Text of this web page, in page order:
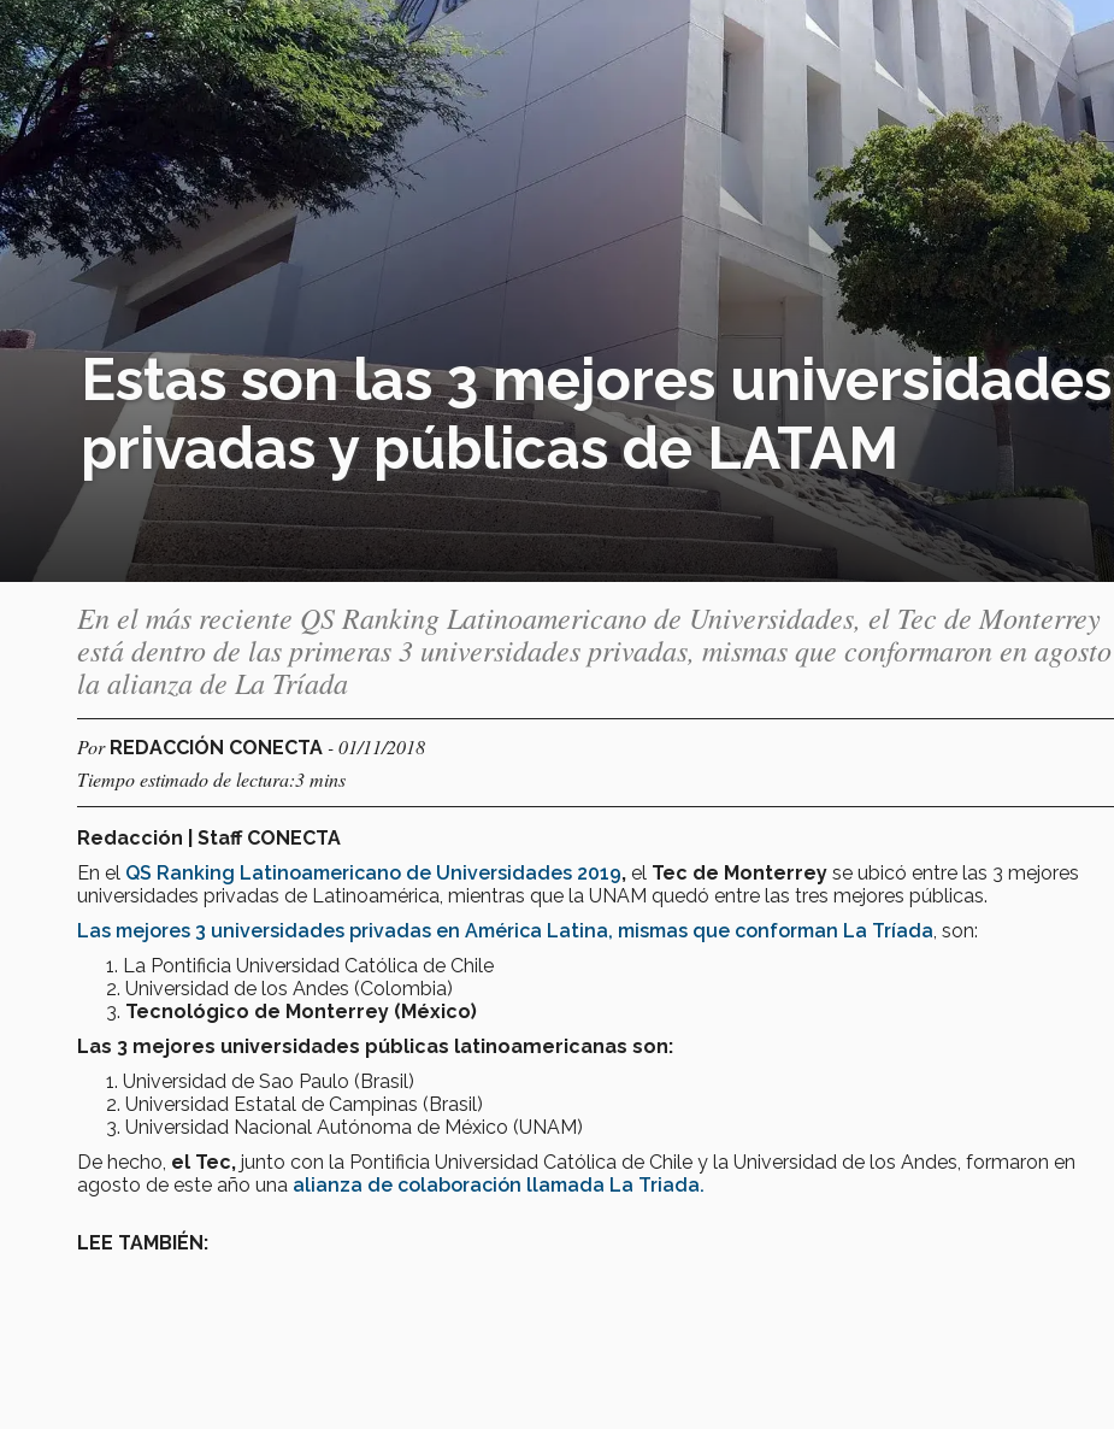
Estas son las 3 mejores universidades
privadas y públicas de LATAM
En el más reciente QS Ranking Latinoamericano de Universidades, el Tec de Monterrey
está dentro de las primeras 3 universidades privadas, mismas que conformaron en agosto
la alianza de La Tríada
Por REDACCIÓN CONECTA - 01/11/2018
Tiempo estimado de lectura:3 mins
Redacción | Staff CONECTA
En el QS Ranking Latinoamericano de Universidades 2019, el Tec de Monterrey se ubicó entre las 3 mejores
universidades privadas de Latinoamérica, mientras que la UNAM quedó entre las tres mejores públicas.
Las mejores 3 universidades privadas en América Latina, mismas que conforman La Tríada , son:
​​​​​La Pontificia Universidad Católica de Chile
Universidad de los Andes (Colombia)
Tecnológico de Monterrey (México)
Las 3 mejores universidades públicas latinoamericanas son:
Universidad de Sao Paulo (Brasil)
Universidad Estatal de Campinas (Brasil)
Universidad Nacional Autónoma de México (UNAM)
De hecho, el Tec, junto con la Pontificia Universidad Católica de Chile y la Universidad de los Andes, formaron en
agosto de este año una alianza de colaboración llamada La Triada.
LEE TAMBIÉN: